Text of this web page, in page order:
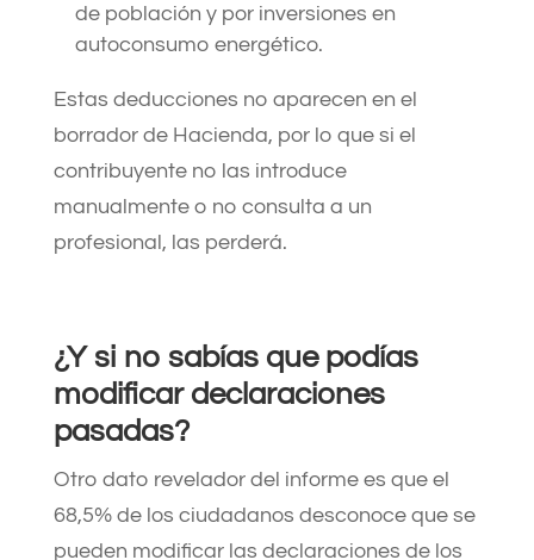
de población y por inversiones en
autoconsumo energético.
Estas deducciones no aparecen en el
borrador de Hacienda, por lo que si el
contribuyente no las introduce
manualmente o no consulta a un
profesional, las perderá.
¿Y si no sabías que podías
modificar declaraciones
pasadas?
Otro dato revelador del informe es que el
68,5% de los ciudadanos desconoce que se
pueden modificar las declaraciones de los